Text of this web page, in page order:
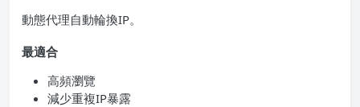
動態代理自動輪換IP。
最適合
高頻瀏覽
減少重複IP暴露